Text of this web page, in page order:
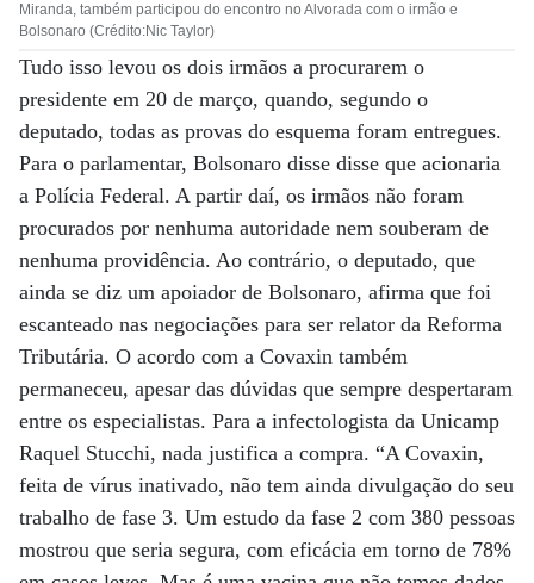
Miranda, também participou do encontro no Alvorada com o irmão e
Bolsonaro (Crédito:Nic Taylor)
Tudo isso levou os dois irmãos a procurarem o
presidente em 20 de março, quando, segundo o
deputado, todas as provas do esquema foram entregues.
Para o parlamentar, Bolsonaro disse disse que acionaria
a Polícia Federal. A partir daí, os irmãos não foram
procurados por nenhuma autoridade nem souberam de
nenhuma providência. Ao contrário, o deputado, que
ainda se diz um apoiador de Bolsonaro, afirma que foi
escanteado nas negociações para ser relator da Reforma
Tributária. O acordo com a Covaxin também
permaneceu, apesar das dúvidas que sempre despertaram
entre os especialistas. Para a infectologista da Unicamp
Raquel Stucchi, nada justifica a compra. “A Covaxin,
feita de vírus inativado, não tem ainda divulgação do seu
trabalho de fase 3. Um estudo da fase 2 com 380 pessoas
mostrou que seria segura, com eficácia em torno de 78%